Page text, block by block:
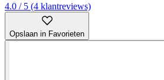
4.0 / 5 (4 klantreviews)
Opslaan in Favorieten